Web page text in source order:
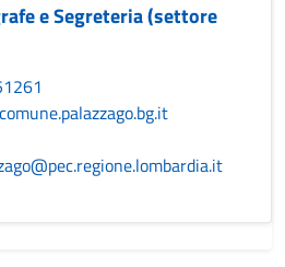
e Segreteria (settore